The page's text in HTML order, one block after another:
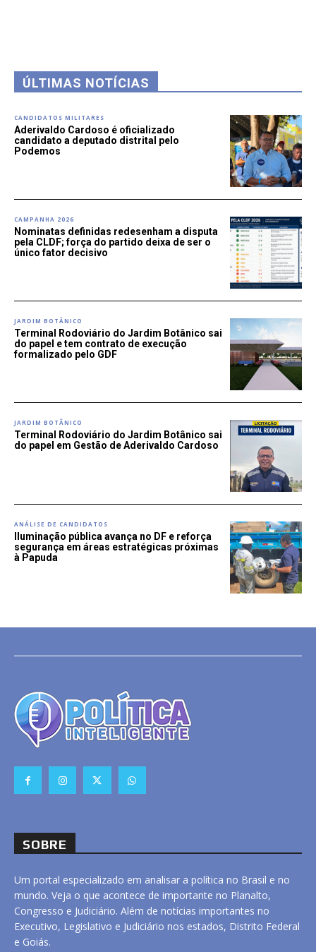
ÚLTIMAS NOTÍCIAS
CANDIDATOS MILITARES
Aderivaldo Cardoso é oficializado
candidato a deputado distrital pelo
Podemos
CAMPANHA 2026
Nominatas definidas redesenham a disputa
pela CLDF; força do partido deixa de ser o
único fator decisivo
JARDIM BOTÂNICO
Terminal Rodoviário do Jardim Botânico sai
do papel e tem contrato de execução
formalizado pelo GDF
JARDIM BOTÂNICO
Terminal Rodoviário do Jardim Botânico sai
do papel em Gestão de Aderivaldo Cardoso
ANÁLISE DE CANDIDATOS
Iluminação pública avança no DF e reforça
segurança em áreas estratégicas próximas
à Papuda
SOBRE
Um portal especializado em analisar a política no Brasil e no
mundo. Veja o que acontece de importante no Planalto,
Congresso e Judiciário. Além de notícias importantes no
Executivo, Legislativo e Judiciário nos estados, Distrito Federal
e Goiás.